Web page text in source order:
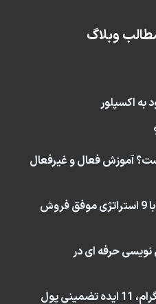
وبلاگ
به اکسپلور
آموزش فعال و غیرفعال
آموزش فروش در اینستاگرام با 9 استراتژی موفق فروش
حرفه ای در
آموزش کسب درآمد از اینستاگرام، 11 ایده تضمینی پول